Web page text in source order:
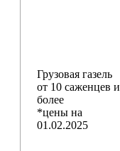
Грузовая газель
от 10 саженцев и
более
*цены на
01.02.2025